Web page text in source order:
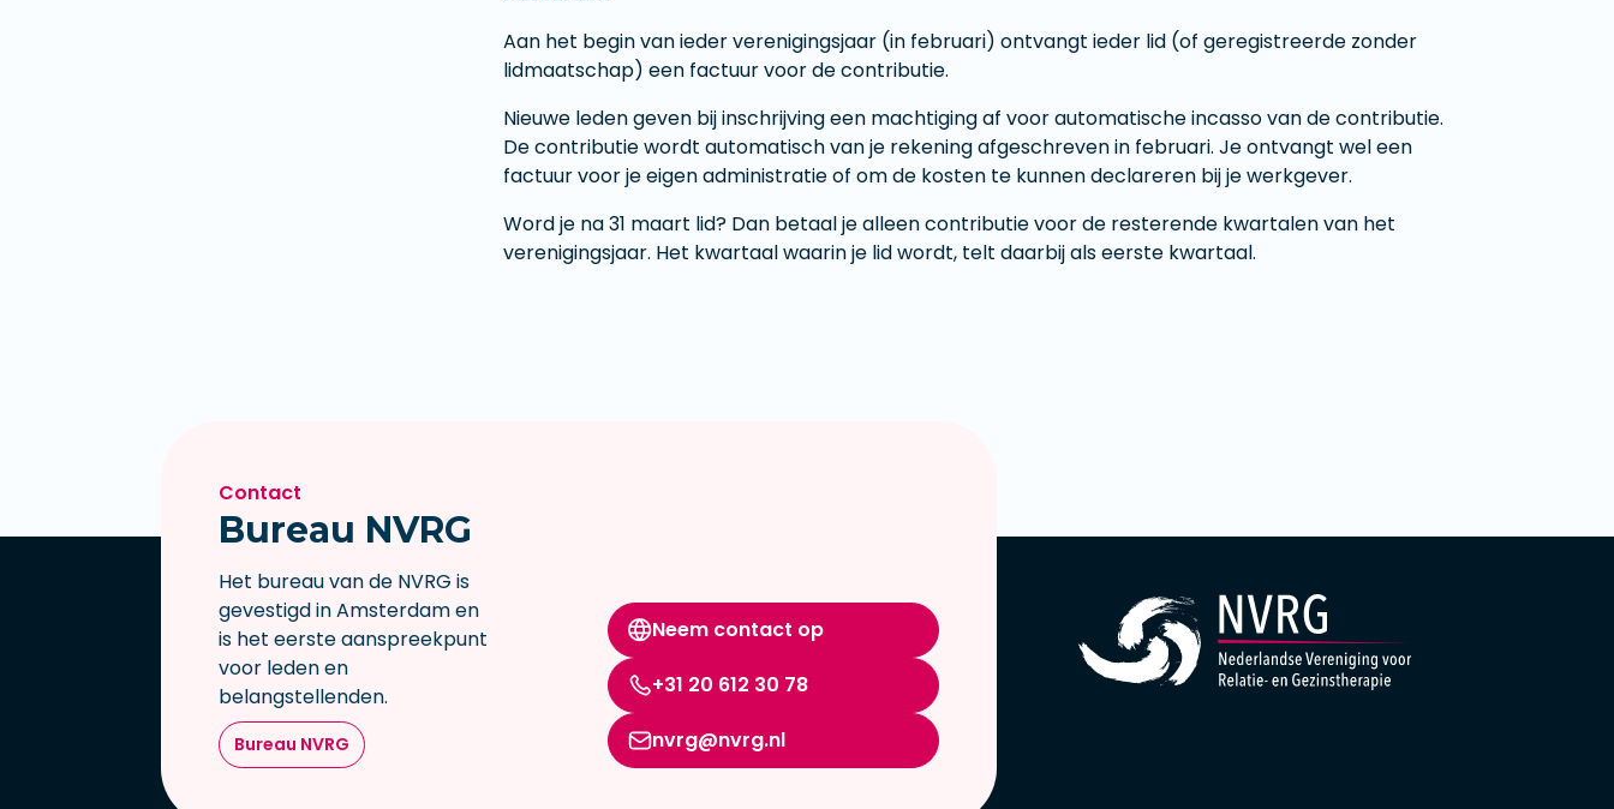
Aan het begin van ieder verenigingsjaar (in februari) ontvangt ieder lid (of geregistreerde zonder
lidmaatschap) een factuur voor de contributie.
Nieuwe leden geven bij inschrijving een machtiging af voor automatische incasso van de contributie.
De contributie wordt automatisch van je rekening afgeschreven in februari. Je ontvangt wel een
factuur voor je eigen administratie of om de kosten te kunnen declareren bij je werkgever.
Word je na 31 maart lid? Dan betaal je alleen contributie voor de resterende kwartalen van het
verenigingsjaar. Het kwartaal waarin je lid wordt, telt daarbij als eerste kwartaal.
Contact
Bureau NVRG
Het bureau van de NVRG is
gevestigd in Amsterdam en
is het eerste aanspreekpunt
voor leden en
belangstellenden.
Bureau NVRG
Neem contact op
+31 20 612 30 78
nvrg@nvrg.nl